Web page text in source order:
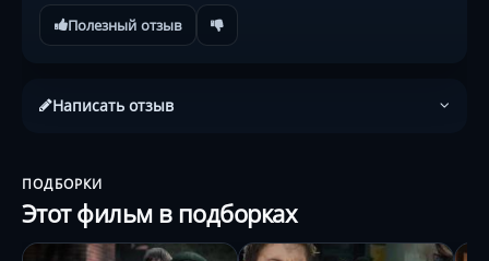
Полезный отзыв
Написать отзыв
ПОДБОРКИ
Этот фильм в подборках